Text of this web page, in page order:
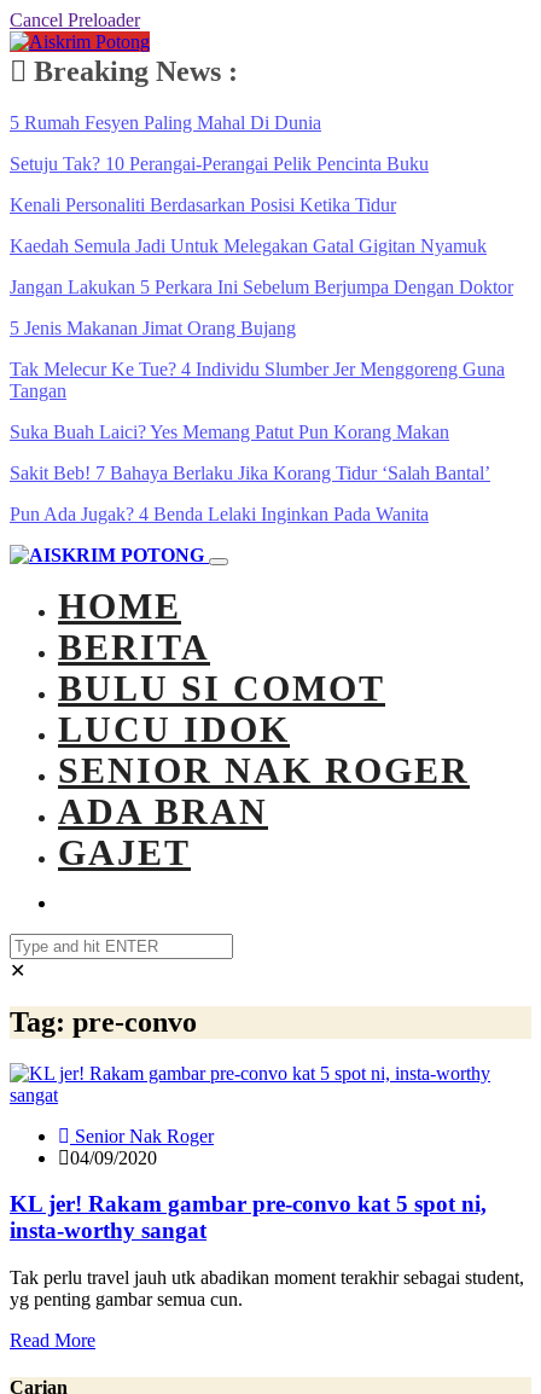
Cancel Preloader
Breaking News :
5 Rumah Fesyen Paling Mahal Di Dunia
Setuju Tak? 10 Perangai-Perangai Pelik Pencinta Buku
Kenali Personaliti Berdasarkan Posisi Ketika Tidur
Kaedah Semula Jadi Untuk Melegakan Gatal Gigitan Nyamuk
Jangan Lakukan 5 Perkara Ini Sebelum Berjumpa Dengan Doktor
5 Jenis Makanan Jimat Orang Bujang
Tak Melecur Ke Tue? 4 Individu Slumber Jer Menggoreng Guna
Tangan
Suka Buah Laici? Yes Memang Patut Pun Korang Makan
Sakit Beb! 7 Bahaya Berlaku Jika Korang Tidur ‘Salah Bantal’
Pun Ada Jugak? 4 Benda Lelaki Inginkan Pada Wanita
HOME
BERITA
BULU SI COMOT
LUCU IDOK
SENIOR NAK ROGER
ADA BRAN
GAJET
✕
Tag: pre-convo
Senior Nak Roger
04/09/2020
KL jer! Rakam gambar pre-convo kat 5 spot ni,
insta-worthy sangat
Tak perlu travel jauh utk abadikan moment terakhir sebagai student,
yg penting gambar semua cun.
Read More
Carian